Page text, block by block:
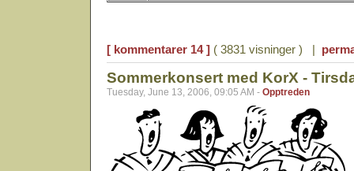
[ kommentarer 14 ] ( 3831 visninger ) |
Sommerkonsert med KorX -
Tuesday, June 13, 2006, 09:05 AM - Opptreden